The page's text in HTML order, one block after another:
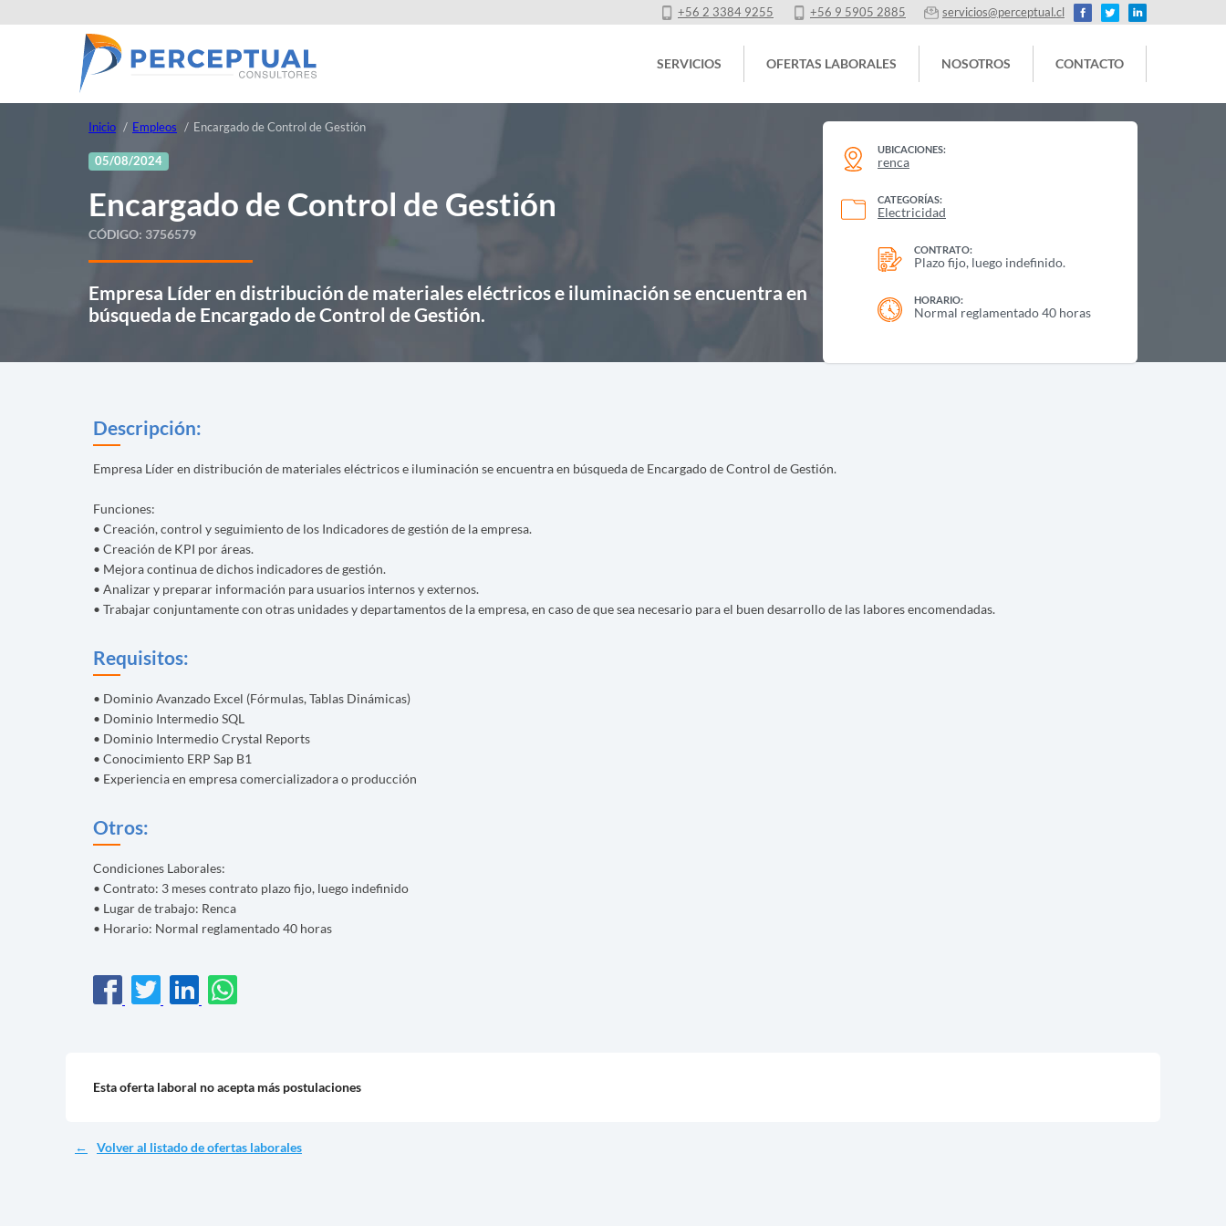
+56 2 3384 9255 +56 9 5905 2885 servicios@perceptual.cl
SERVICIOS OFERTAS LABORALES NOSOTROS CONTACTO
Inicio Empleos Encargado de Control de Gestión
05/08/2024
Encargado de Control de Gestión
CÓDIGO: 3756579
Empresa Líder en distribución de materiales eléctricos e iluminación se encuentra en
búsqueda de Encargado de Control de Gestión.
UBICACIONES:
renca
CATEGORÍAS:
Electricidad
CONTRATO:
Plazo fijo, luego indefinido.
HORARIO:
Normal reglamentado 40 horas
Descripción:
Empresa Líder en distribución de materiales eléctricos e iluminación se encuentra en búsqueda de Encargado de Control de Gestión.
Funciones:
• Creación, control y seguimiento de los Indicadores de gestión de la empresa.
• Creación de KPI por áreas.
• Mejora continua de dichos indicadores de gestión.
• Analizar y preparar información para usuarios internos y externos.
• Trabajar conjuntamente con otras unidades y departamentos de la empresa, en caso de que sea necesario para el buen desarrollo de las labores encomendadas.
Requisitos:
• Dominio Avanzado Excel (Fórmulas, Tablas Dinámicas)
• Dominio Intermedio SQL
• Dominio Intermedio Crystal Reports
• Conocimiento ERP Sap B1
• Experiencia en empresa comercializadora o producción
Otros:
Condiciones Laborales:
• Contrato: 3 meses contrato plazo fijo, luego indefinido
• Lugar de trabajo: Renca
• Horario: Normal reglamentado 40 horas
Esta oferta laboral no acepta más postulaciones
Volver al listado de ofertas laborales